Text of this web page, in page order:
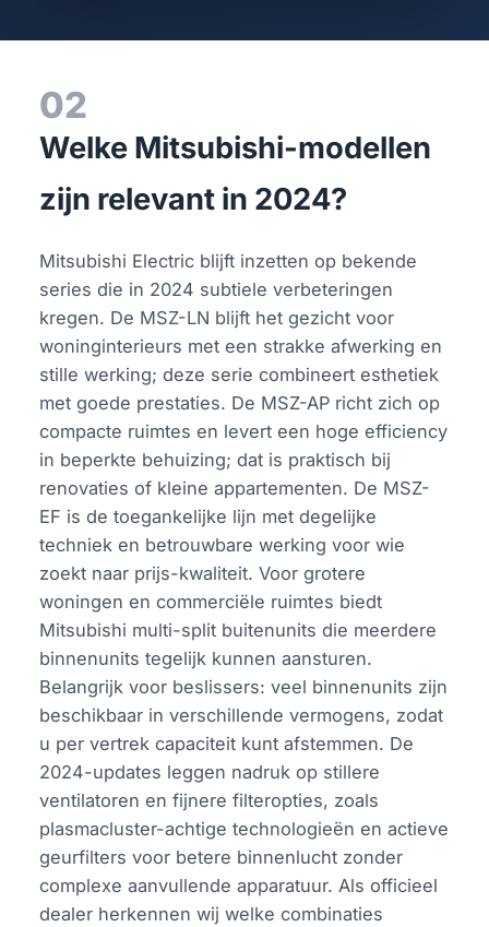
02
Welke Mitsubishi-modellen
zijn relevant in 2024?
Mitsubishi Electric blijft inzetten op bekende
series die in 2024 subtiele verbeteringen
kregen. De MSZ-LN blijft het gezicht voor
woninginterieurs met een strakke afwerking en
stille werking; deze serie combineert esthetiek
met goede prestaties. De MSZ-AP richt zich op
compacte ruimtes en levert een hoge efficiency
in beperkte behuizing; dat is praktisch bij
renovaties of kleine appartementen. De MSZ-
EF is de toegankelijke lijn met degelijke
techniek en betrouwbare werking voor wie
zoekt naar prijs-kwaliteit. Voor grotere
woningen en commerciële ruimtes biedt
Mitsubishi multi-split buitenunits die meerdere
binnenunits tegelijk kunnen aansturen.
Belangrijk voor beslissers: veel binnenunits zijn
beschikbaar in verschillende vermogens, zodat
u per vertrek capaciteit kunt afstemmen. De
2024-updates leggen nadruk op stillere
ventilatoren en fijnere filteropties, zoals
plasmacluster-achtige technologieën en actieve
geurfilters voor betere binnenlucht zonder
complexe aanvullende apparatuur. Als officieel
dealer herkennen wij welke combinaties